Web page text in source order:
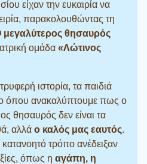
είχαν την ευκαιρία να
παρακολουθώντας τη
μεγαλύτερος θησαυρός
ομάδα «Λώτινος
ιστορία, τα παιδιά
όπου ανακαλύπτουμε πως ο
θησαυρός δεν είναι τα
αλλά ο καλός μας εαυτός.
τρόπο ανέδειξαν
όπως η αγάπη, η